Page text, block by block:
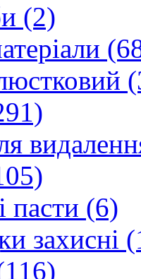
(2)
пасти (6)
захисні